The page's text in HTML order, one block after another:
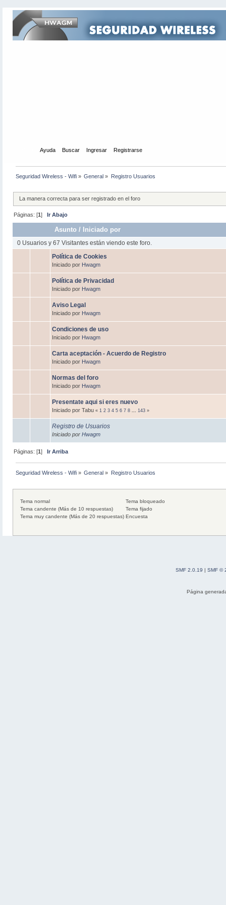
Ayuda Buscar Ingresar Registrarse
Seguridad Wireless - Wifi » General » Registro Usuarios
La manera correcta para ser registrado en el foro
Páginas: [1]Ir Abajo
Asunto / Iniciado por
0 Usuarios y 67 Visitantes están viendo este foro.
Política de Cookies
Iniciado por Hwagm
Política de Privacidad
Iniciado por Hwagm
Aviso Legal
Iniciado por Hwagm
Condiciones de uso
Iniciado por Hwagm
Carta aceptación - Acuerdo de Registro
Iniciado por Hwagm
Normas del foro
Iniciado por Hwagm
Presentate aqui si eres nuevo
Iniciado por Tabu « 1 2 3 4 5 6 7 8 143»
Registro de Usuarios
Iniciado por Hwagm
Páginas: [1]Ir Arriba
Seguridad Wireless - Wifi » General » Registro Usuarios
Tema normal
Tema candente (Más de 10 respuestas)
Tema muy candente (Más de 20 respuestas)
Tema bloqueado
Tema fijado
Encuesta
SMF 2.0.19 | SMF ©
Página